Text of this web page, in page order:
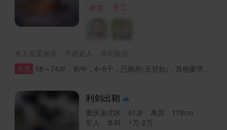
旅游
手工
本人温柔善良，平易近人，喜欢旅游，
寻觅 58～74岁，初中，4~5千，已购房(无贷款)，其他要求：身体健康，有担当有责任心的男士
利剑出鞘
重庆渝北区 61岁 离异 178cm
军人 本科 1万-2万